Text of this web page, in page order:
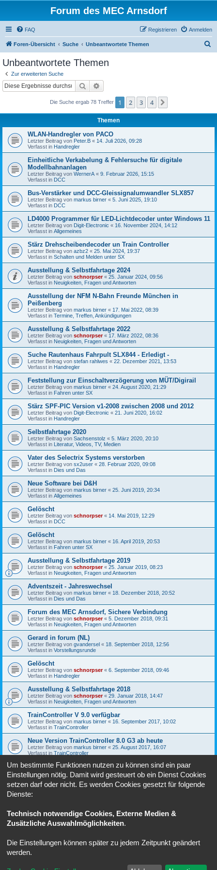
Forum des MEC Arnsdorf
FAQ Anmelden
Registrieren
Foren-Übersicht Suche Unbeantwortete Themen
Unbeantwortete Themen
Zur erweiterten Suche
Suche
Die Suche ergab 78 Treffer 1 2 3 4
Themen
WLAN-Handregler von PACO
Letzter Beitrag von Peter.B « 14. Juli 2026, 09:28
Verfasst in Handregler
Einheitliche Verkabelung & Fehlersuche für digitale
Modellbahnanlagen
Letzter Beitrag von WernerA « 9. Februar 2026, 15:15
Verfasst in DCC
Bus-Verstärker und DCC-Gleissignalumwandler SLX857
Letzter Beitrag von markus birner « 5. Juni 2025, 19:10
Verfasst in DCC
LD4000 Programmer für LED-Lichtdecoder unter Windows 11
Letzter Beitrag von Digit-Electronic « 16. November 2024, 14:12
Verfasst in Allgemeines
Stärz Drehscheibendecoder un Train Controller
Letzter Beitrag von azbz2 « 25. Mai 2024, 19:37
Verfasst in Schalten und Melden unter SX
Ausstellung & Selbstfahrtage 2024
Letzter Beitrag von schnorpser« 25. Januar 2024, 09:56
Verfasst in Neuigkeiten, Fragen und Antworten
Ausstellung der NFM N-Bahn Freunde München in
Peißenberg
Letzter Beitrag von markus birner « 17. Mai 2022, 08:39
Verfasst in Termine, Treffen, Ankündigungen
Ausstellung & Selbstfahrtage 2022
Letzter Beitrag von schnorpser« 17. März 2022, 08:36
Verfasst in Neuigkeiten, Fragen und Antworten
Suche Rautenhaus Fahrpult SLX844 - Erledigt -
Letzter Beitrag von stefan rahlwes « 22. Dezember 2021, 13:53
Verfasst in Handregler
Feststellung zur Einschaltverzögerung von MÜT/Digirail
Letzter Beitrag von markus birner « 24. August 2020, 21:29
Verfasst in Fahren unter SX
Stärz SPF-PIC Version v1-2008 zwischen 2008 und 2012
Letzter Beitrag von Digit-Electronic « 21. Juni 2020, 16:02
Verfasst in Handregler
Selbstfahrtage 2020
Letzter Beitrag von Sachsenstolz « 5. März 2020, 20:10
Verfasst in Literatur, Videos, TV, Medien
Vater des Selectrix Systems verstorben
Letzter Beitrag von sx2user « 28. Februar 2020, 09:08
Verfasst in Dies und Das
Neue Software bei D&H
Letzter Beitrag von markus birner « 25. Juni 2019, 20:34
Verfasst in Allgemeines
Gelöscht
Letzter Beitrag von schnorpser« 14. Mai 2019, 12:29
Verfasst in DCC
Gelöscht
Letzter Beitrag von markus birner « 16. April 2019, 20:53
Verfasst in Fahren unter SX
Ausstellung & Selbstfahrtage 2019
Letzter Beitrag von schnorpser« 25. Januar 2019, 08:23
Verfasst in Neuigkeiten, Fragen und Antworten
Adventszeit - Jahreswechsel
Letzter Beitrag von markus birner « 18. Dezember 2018, 20:52
Verfasst in Dies und Das
Forum des MEC Arnsdorf, Sichere Verbindung
Letzter Beitrag von schnorpser« 5. Dezember 2018, 09:31
Verfasst in Neuigkeiten, Fragen und Antworten
Gerard in forum (NL)
Letzter Beitrag von gvandersel « 18. September 2018, 12:56
Verfasst in Vorstellungsrunde
Gelöscht
Letzter Beitrag von schnorpser« 6. September 2018, 09:46
Verfasst in Handregler
Ausstellung & Selbstfahrtage 2018
Letzter Beitrag von schnorpser« 29. Januar 2018, 14:47
Verfasst in Neuigkeiten, Fragen und Antworten
TrainController V 9.0 verfügbar
Letzter Beitrag von markus birner « 16. September 2017, 10:02
Verfasst in TrainController
Neue Version TrainController 8.0 G3 ab heute
Letzter Beitrag von markus birner « 25. August 2017, 16:07
Verfasst in TrainController
Software-Update für Lok- und Sound-Decoder
Letzter Beitrag vonmarkus birner«27. Februar 2017, 20:30
Verfasst in Fahren unter SX
1 4 Nächste
Foren-Übersicht Alle Zeiten sindUTC+02:00
® Forum Software © phpBB Limited
Um bestimmte Funktionen nutzen zu können sind ein paar
Einstellungen nötig. Damit wird gesteuert ob ein Dienst Cookies
setzen darf oder nicht. Es werden Cookies gesetzt für folgende
Dienste:
Technisch notwendige Cookies, Externe Medien &
Zusätzliche Auswahlmöglichkeiten.
Die Einstellungen können später zu jedem Zeitpunkt geändert
werden.